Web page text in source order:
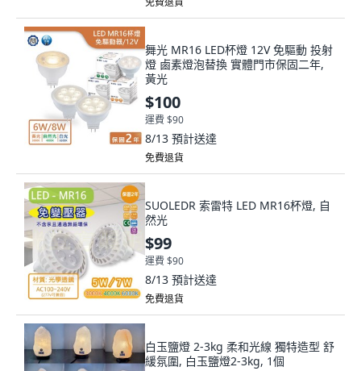
黃光
$100
運費 $90
8/13預計送達
免費退貨
$99
運費 $90
8/13預計送達
免費退貨
$550 $550.00/1個)